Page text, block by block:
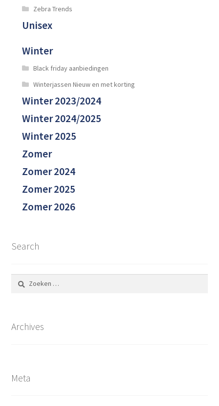
Zebra Trends
Unisex
Winter
Black friday aanbiedingen
Winterjassen Nieuw en met korting
Winter 2023/2024
Winter 2024/2025
Winter 2025
Zomer
Zomer 2024
Zomer 2025
Zomer 2026
Search
Zoeken
naar:
Archives
Meta